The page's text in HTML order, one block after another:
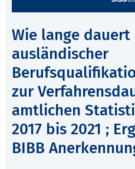
Wie lange
ausländischer
zur
amtlichen
2017 bis 2021 ;
BIBB